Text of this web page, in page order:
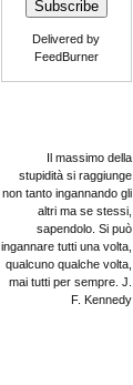
Delivered by
FeedBurner
Il massimo della
stupidità si raggiunge
non tanto ingannando gli
altri ma se stessi,
sapendolo. Si può
ingannare tutti una volta,
qualcuno qualche volta,
mai tutti per sempre. J.
F. Kennedy